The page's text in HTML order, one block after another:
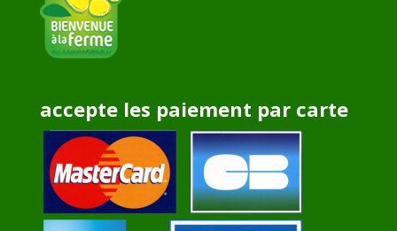
accepte les paiement par carte